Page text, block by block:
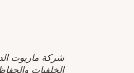
شركة ماريوت
الخلفيات